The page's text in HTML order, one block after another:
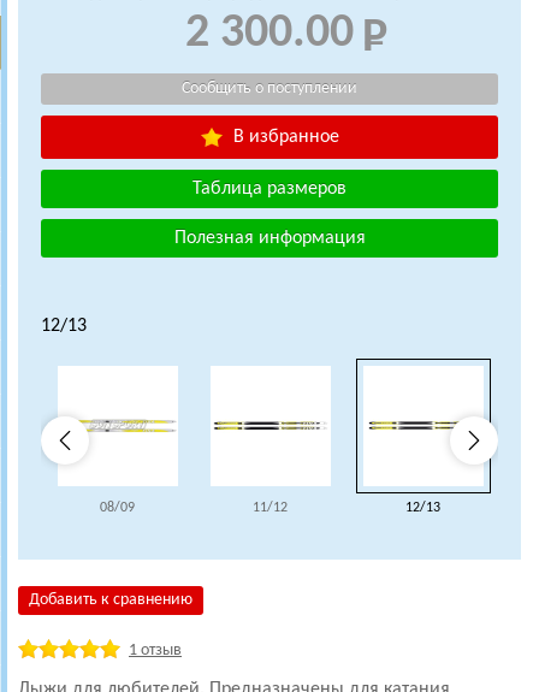
2 300.00
В избранное
Таблица размеров
Полезная информация
12/13
08/09 11/12 12/13
Добавить к сравнению
1 отзыв